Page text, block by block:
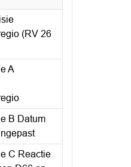
(RV 26
A
B Datum
C Reactie